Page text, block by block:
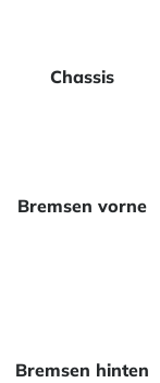
Chassis
Bremsen vorne
Bremsen hinten